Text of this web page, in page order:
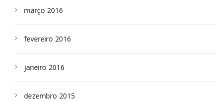
março 2016
fevereiro 2016
janeiro 2016
dezembro 2015